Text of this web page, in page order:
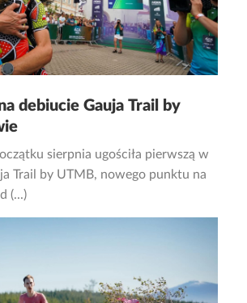
debiucie Gauja Trail by
sierpnia ugościła pierwszą w
Trail by UTMB, nowego punktu na
(...)